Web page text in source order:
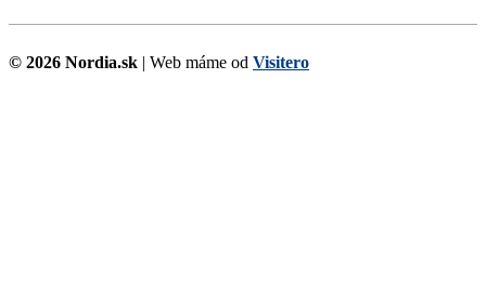
© 2026 Nordia.sk | Web máme od Visitero